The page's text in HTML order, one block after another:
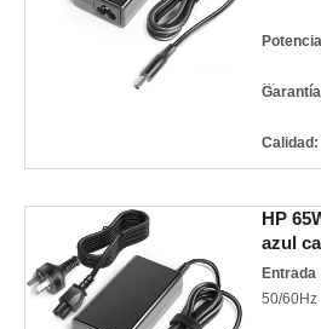
Calidad:
Marca
HP
azul
Entrada
50/60Hz